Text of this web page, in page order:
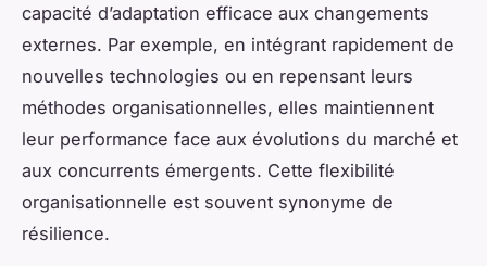
capacité d’adaptation efficace aux changements
externes. Par exemple, en intégrant rapidement de
nouvelles technologies ou en repensant leurs
méthodes organisationnelles, elles maintiennent
leur performance face aux évolutions du marché et
aux concurrents émergents. Cette flexibilité
organisationnelle est souvent synonyme de
résilience.